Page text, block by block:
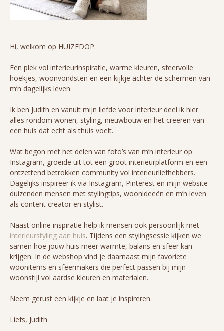
Hi, welkom op HUIZEDOP.
Een plek vol interieurinspiratie, warme kleuren, sfeervolle
hoekjes, woonvondsten en een kijkje achter de schermen van
m’n dagelijks leven.
Ik ben Judith en vanuit mijn liefde voor interieur deel ik hier
alles rondom wonen, styling, nieuwbouw en het creëren van
een huis dat echt als thuis voelt.
Wat begon met het delen van foto’s van m’n interieur op
Instagram, groeide uit tot een groot interieurplatform en een
ontzettend betrokken community vol interieurliefhebbers.
Dagelijks inspireer ik via Instagram, Pinterest en mijn website
duizenden mensen met stylingtips, woonideeën en m’n leven
als content creator en stylist.
Naast online inspiratie help ik mensen ook persoonlijk met
interieurstyling aan huis. Tijdens een stylingsessie kijken we
samen hoe jouw huis meer warmte, balans en sfeer kan
krijgen. In de webshop vind je daarnaast mijn favoriete
woonitems en sfeermakers die perfect passen bij mijn
woonstijl vol aardse kleuren en materialen.
Neem gerust een kijkje en laat je inspireren.
Liefs, Judith